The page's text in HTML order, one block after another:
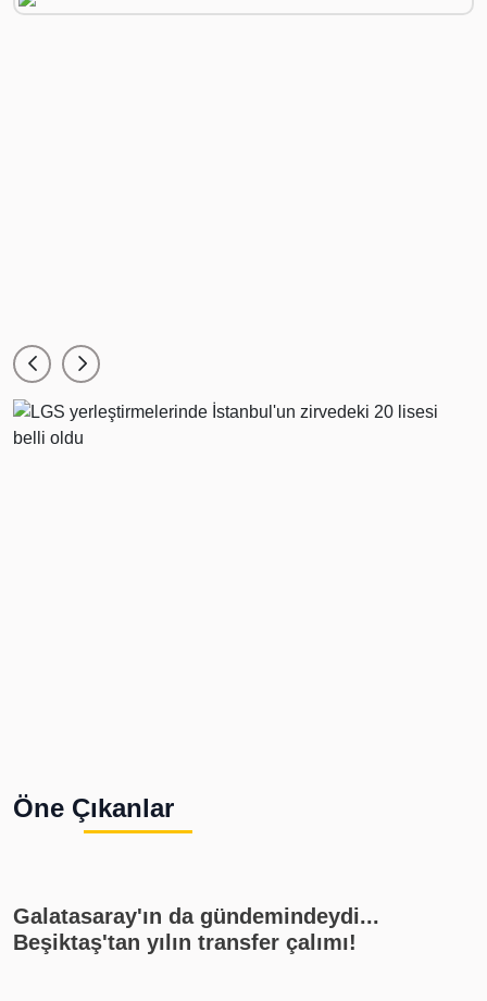
Öne Çıkanlar
Galatasaray'ın da gündemindeydi...
Beşiktaş'tan yılın transfer çalımı!